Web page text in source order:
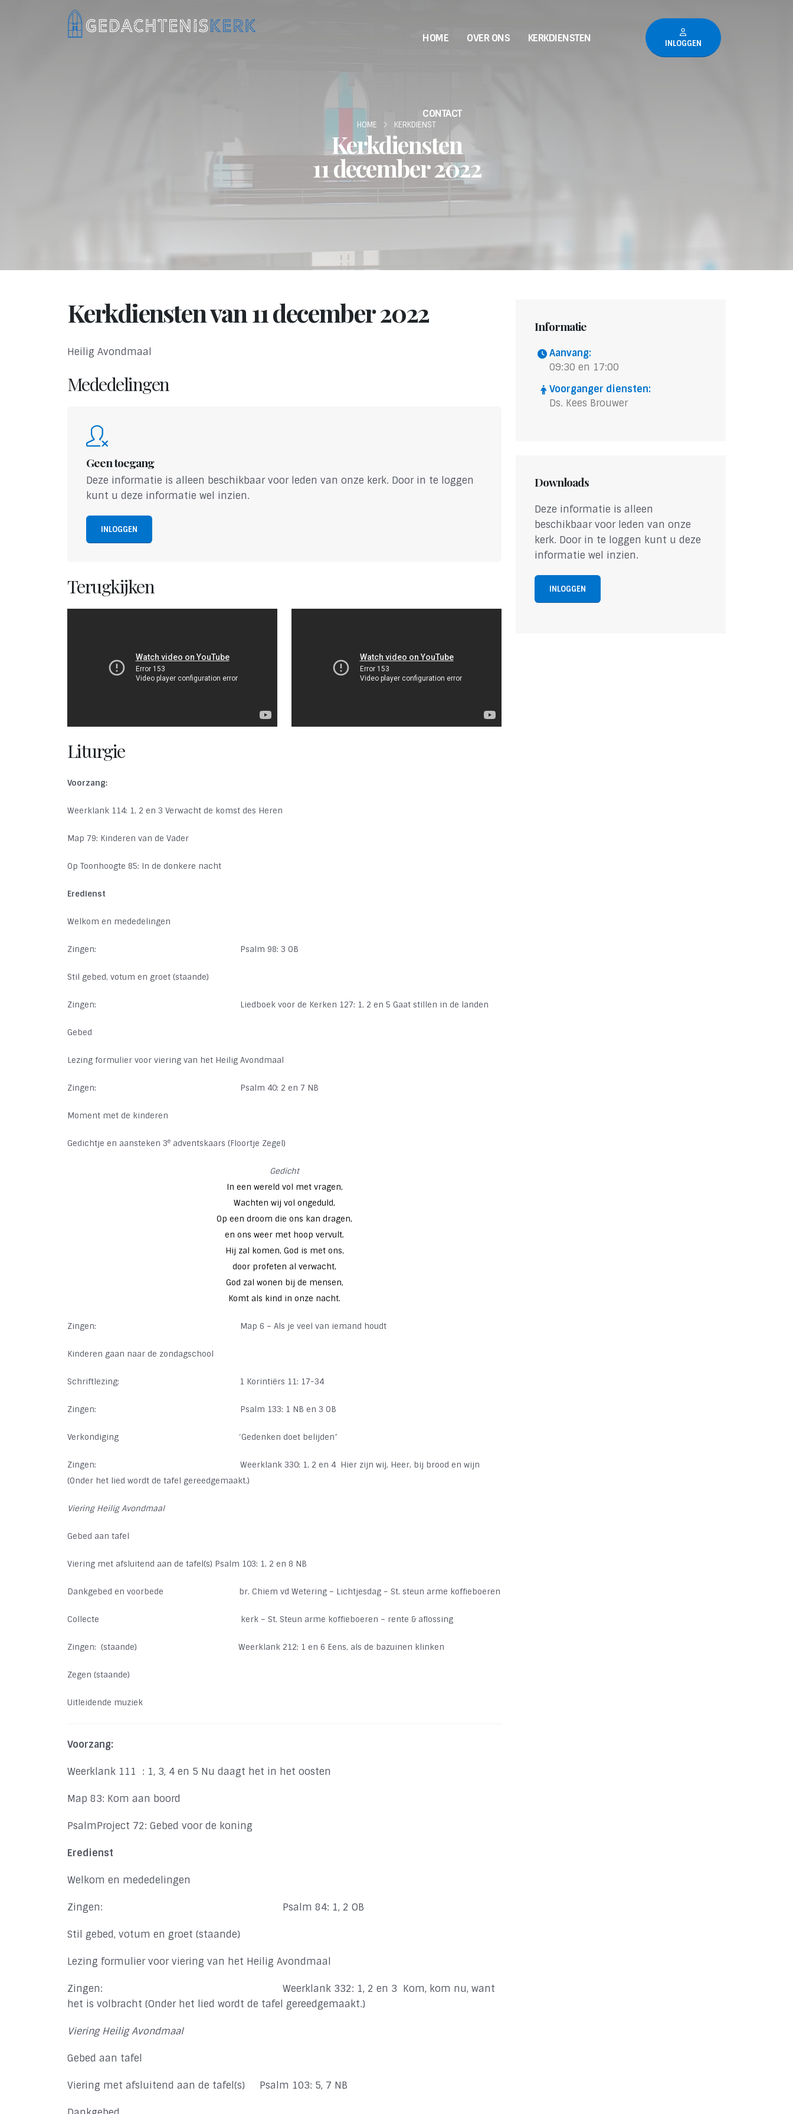
HOME OVER ONS KERKDIENSTEN
CONTACT
INLOGGEN
Kerkdiensten
11 december 2022
HOME KERKDIENST
Kerkdiensten van 11 december 2022
Heilig Avondmaal
Mededelingen
Geen toegang
Deze informatie is alleen beschikbaar voor leden van onze kerk. Door in te loggen
kunt u deze informatie wel inzien.
INLOGGEN
Terugkijken
Liturgie
Voorzang:
Weerklank 114: 1, 2 en 3 Verwacht de komst des Heren
Map 79: Kinderen van de Vader
Op Toonhoogte 85: In de donkere nacht
Eredienst
Welkom en mededelingen
Zingen: Psalm 98: 3 OB
Stil gebed, votum en groet (staande)
Zingen: Liedboek voor de Kerken 127: 1, 2 en 5 Gaat stillen in de landen
Gebed
Lezing formulier voor viering van het Heilig Avondmaal
Zingen: Psalm 40: 2 en 7 NB
Moment met de kinderen
Gedichtje en aansteken 3e adventskaars (Floortje Zegel)
Gedicht
In een wereld vol met vragen,
Wachten wij vol ongeduld,
Op een droom die ons kan dragen,
en ons weer met hoop vervult.
Hij zal komen, God is met ons,
door profeten al verwacht,
God zal wonen bij de mensen,
Komt als kind in onze nacht.
Zingen: Map 6 – Als je veel van iemand houdt
Kinderen gaan naar de zondagschool
Schriftlezing: 1 Korintiërs 11: 17-34
Zingen: Psalm 133: 1 NB en 3 OB
Verkondiging ‘Gedenken doet belijden’
Zingen: Weerklank 330: 1, 2 en 4 Hier zijn wij, Heer, bij brood en wijn
(Onder het lied wordt de tafel gereedgemaakt.)
Viering Heilig Avondmaal
Gebed aan tafel
Viering met afsluitend aan de tafel(s) Psalm 103: 1, 2 en 8 NB
Dankgebed en voorbede br. Chiem vd Wetering – Lichtjesdag – St. steun arme koffieboeren
Collecte kerk – St. Steun arme koffieboeren – rente & aflossing
Zingen: (staande) Weerklank 212: 1 en 6 Eens, als de bazuinen klinken
Zegen (staande)
Uitleidende muziek
Voorzang:
Weerklank 111 : 1, 3, 4 en 5 Nu daagt het in het oosten
Map 83: Kom aan boord
PsalmProject 72: Gebed voor de koning
Eredienst
Welkom en mededelingen
Zingen: Psalm 84: 1, 2 OB
Stil gebed, votum en groet (staande)
Lezing formulier voor viering van het Heilig Avondmaal
Zingen: Weerklank 332: 1, 2 en 3 Kom, kom nu, want
het is volbracht (Onder het lied wordt de tafel gereedgemaakt.)
Viering Heilig Avondmaal
Gebed aan tafel
Viering met afsluitend aan de tafel(s) Psalm 103: 5, 7 NB
Informatie
Aanvang:
09:30 en 17:00
Voorganger diensten:
Ds. Kees Brouwer
Downloads
Deze informatie is alleen
beschikbaar voor leden van onze
kerk. Door in te loggen kunt u deze
informatie wel inzien.
INLOGGEN